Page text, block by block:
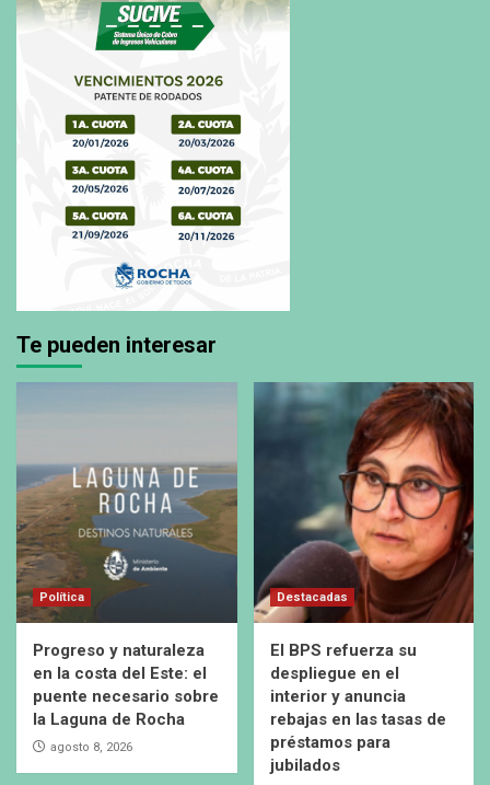
Te pueden interesar
Política
Progreso y naturaleza
en la costa del Este: el
puente necesario sobre
la Laguna de Rocha
agosto 8, 2026
Destacadas
El BPS refuerza su
despliegue en el
interior y anuncia
rebajas en las tasas de
préstamos para
jubilados